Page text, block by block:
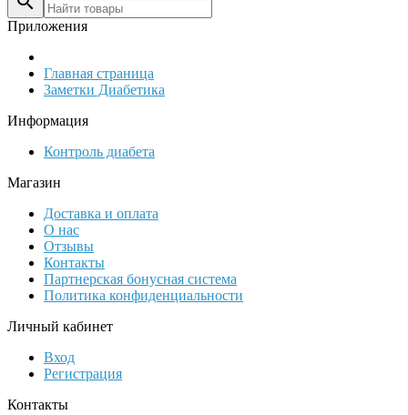
Приложения
Главная страница
Заметки Диабетика
Информация
Контроль диабета
Магазин
Доставка и оплата
О нас
Отзывы
Контакты
Партнерская бонусная система
Политика конфиденциальности
Личный кабинет
Вход
Регистрация
Контакты